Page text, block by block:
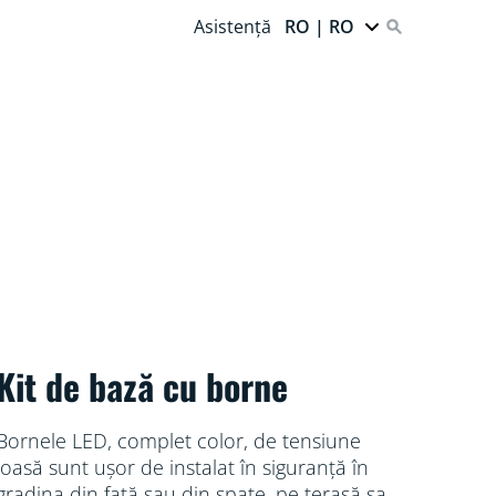
Asistență RO | RO
de bază cu borne
LED, complet color, de tensiune
sunt ușor de instalat în siguranță în